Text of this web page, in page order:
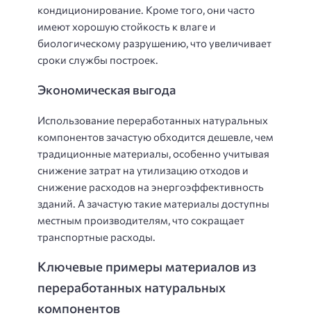
кондиционирование. Кроме того, они часто
имеют хорошую стойкость к влаге и
биологическому разрушению, что увеличивает
сроки службы построек.
Экономическая выгода
Использование переработанных натуральных
компонентов зачастую обходится дешевле, чем
традиционные материалы, особенно учитывая
снижение затрат на утилизацию отходов и
снижение расходов на энергоэффективность
зданий. А зачастую такие материалы доступны
местным производителям, что сокращает
транспортные расходы.
Ключевые примеры материалов из
переработанных натуральных
компонентов